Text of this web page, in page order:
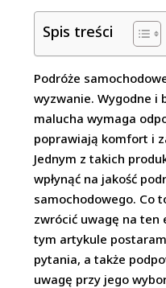
Spis treści
Podróże
wyzwanie. Wygodne i
malucha wymaga
poprawiają komfort i
Jednym z takich
wpłynąć na jakość
samochodowego. Co
zwrócić uwagę na ten
tym artykule
pytania, a także
uwagę przy jego